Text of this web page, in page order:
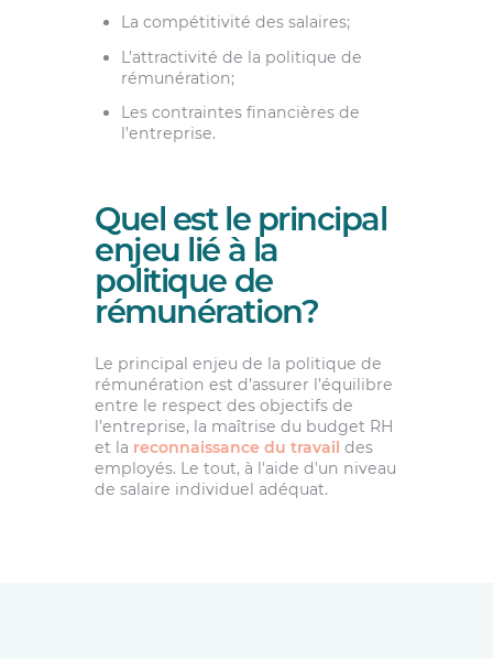
La compétitivité des salaires;
L’attractivité de la politique de
rémunération;
Les contraintes financières de
l’entreprise.
Quel est le principal
enjeu lié à la
politique de
rémunération?
Le principal enjeu de la politique de
rémunération est d’assurer l’équilibre
entre le respect des objectifs de
l’entreprise, la maîtrise du budget RH
et la reconnaissance du travail des
employés. Le tout, à l'aide d'un niveau
de salaire individuel adéquat.